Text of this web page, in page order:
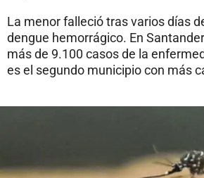
La menor falleció tras varios días
dengue hemorrágico. En
más de 9.100 casos de la
es el segundo municipio con más